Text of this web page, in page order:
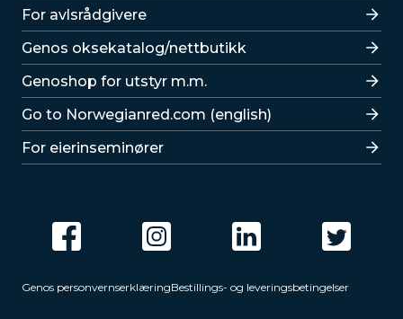
For avlsrådgivere
Lenker
Genos oksekatalog/nettbutikk
Genoshop for utstyr m.m.
Go to Norwegianred.com (english)
For eierinseminører
Genos personvernserklæringBestillings- og leveringsbetingelser